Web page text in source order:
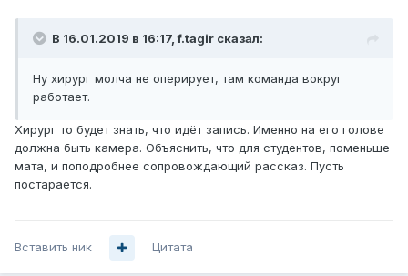
В 16.01.2019 в 16:17,f.tagir сказал:
Ну хирург молча не оперирует, там команда вокруг
работает.
Хирург то будет знать, что идёт запись. Именно на его голове
должна быть камера. Объяснить, что для студентов, поменьше
мата, и поподробнее сопровождающий рассказ. Пусть
постарается.
Вставить ник Цитата